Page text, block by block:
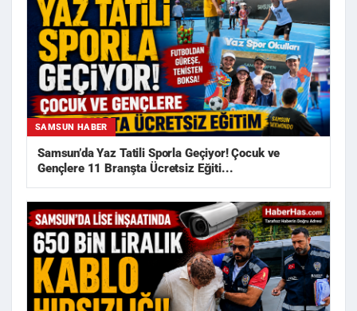
SAMSUN HABER
Samsun’da Yaz Tatili Sporla Geçiyor! Çocuk ve
Gençlere 11 Branşta Ücretsiz Eğiti...